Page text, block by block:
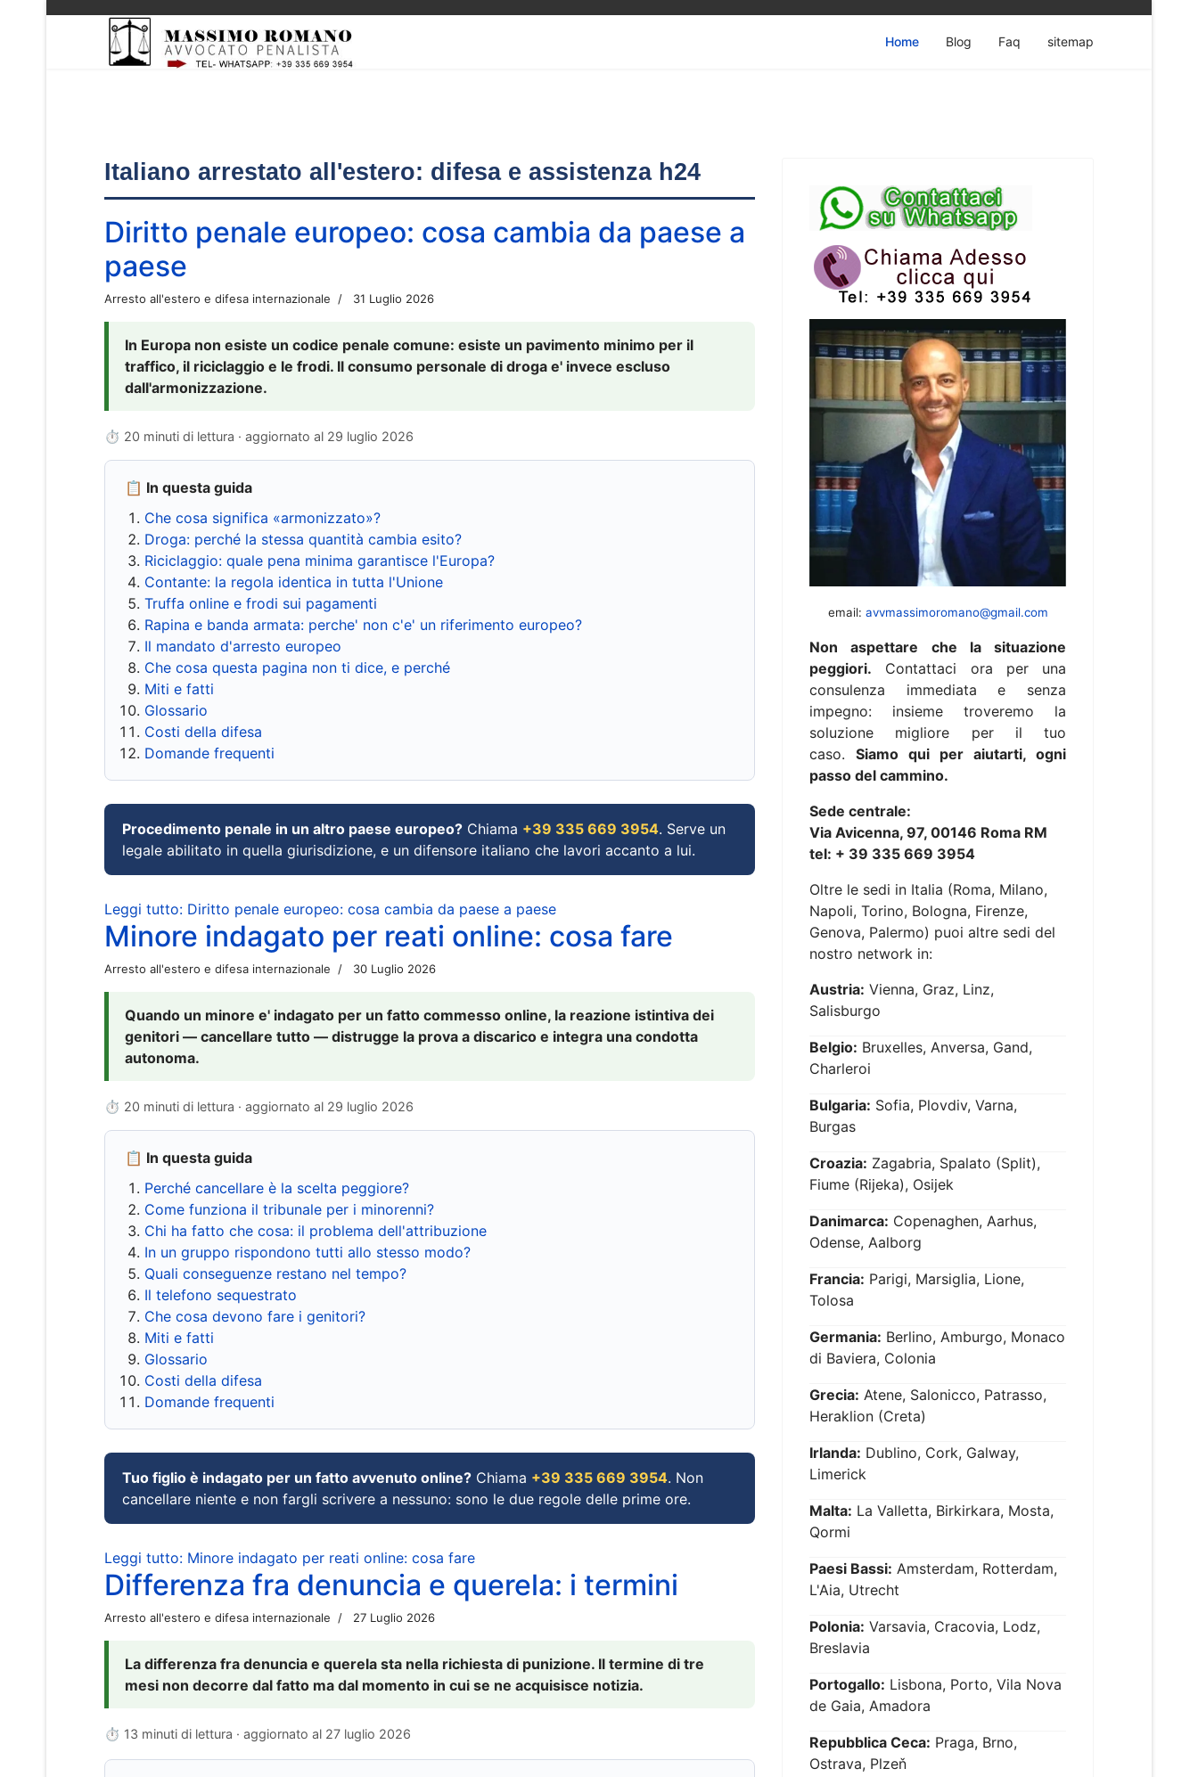
Home Blog Faq sitemap
Italiano arrestato all'estero: difesa e assistenza h24
Diritto penale europeo: cosa cambia da paese a
paese
Arresto all'estero e difesa internazionale 31 Luglio 2026
In Europa non esiste un codice penale comune: esiste un pavimento minimo per il
traffico, il riciclaggio e le frodi. Il consumo personale di droga e' invece escluso
dall'armonizzazione.
⏱ 20 minuti di lettura · aggiornato al 29 luglio 2026
📋 In questa guida
Che cosa significa «armonizzato»?
Droga: perché la stessa quantità cambia esito?
Riciclaggio: quale pena minima garantisce l'Europa?
Contante: la regola identica in tutta l'Unione
Truffa online e frodi sui pagamenti
Rapina e banda armata: perche' non c'e' un riferimento europeo?
Il mandato d'arresto europeo
Che cosa questa pagina non ti dice, e perché
Miti e fatti
Glossario
Costi della difesa
Domande frequenti
Procedimento penale in un altro paese europeo? Chiama +39 335 669 3954. Serve un
legale abilitato in quella giurisdizione, e un difensore italiano che lavori accanto a lui.
Leggi tutto: Diritto penale europeo: cosa cambia da paese a paese
Minore indagato per reati online: cosa fare
Arresto all'estero e difesa internazionale 30 Luglio 2026
Quando un minore e' indagato per un fatto commesso online, la reazione istintiva dei
genitori — cancellare tutto — distrugge la prova a discarico e integra una condotta
autonoma.
⏱ 20 minuti di lettura · aggiornato al 29 luglio 2026
📋 In questa guida
Perché cancellare è la scelta peggiore?
Come funziona il tribunale per i minorenni?
Chi ha fatto che cosa: il problema dell'attribuzione
In un gruppo rispondono tutti allo stesso modo?
Quali conseguenze restano nel tempo?
Il telefono sequestrato
Che cosa devono fare i genitori?
Miti e fatti
Glossario
Costi della difesa
Domande frequenti
Tuo figlio è indagato per un fatto avvenuto online? Chiama +39 335 669 3954. Non
cancellare niente e non fargli scrivere a nessuno: sono le due regole delle prime ore.
Leggi tutto: Minore indagato per reati online: cosa fare
Differenza fra denuncia e querela: i termini
Arresto all'estero e difesa internazionale 27 Luglio 2026
La differenza fra denuncia e querela sta nella richiesta di punizione. Il termine di tre
mesi non decorre dal fatto ma dal momento in cui se ne acquisisce notizia.
⏱ 13 minuti di lettura · aggiornato al 27 luglio 2026
email: avvmassimoromano@gmail.com
Non aspettare che la situazione
peggiori. Contattaci ora per una
consulenza immediata e senza
impegno: insieme troveremo la
soluzione migliore per il tuo
caso. Siamo qui per aiutarti, ogni
passo del cammino.
Sede centrale:
Via Avicenna, 97, 00146 Roma RM
tel: + 39 335 669 3954
Oltre le sedi in Italia (Roma, Milano,
Napoli, Torino, Bologna, Firenze,
Genova, Palermo) puoi altre sedi del
nostro network in:
Austria: Vienna, Graz, Linz,
Salisburgo
Belgio: Bruxelles, Anversa, Gand,
Charleroi
Bulgaria: Sofia, Plovdiv, Varna,
Burgas
Croazia: Zagabria, Spalato (Split),
Fiume (Rijeka), Osijek
Danimarca: Copenaghen, Aarhus,
Odense, Aalborg
Francia: Parigi, Marsiglia, Lione,
Tolosa
Germania: Berlino, Amburgo, Monaco
di Baviera, Colonia
Grecia: Atene, Salonicco, Patrasso,
Heraklion (Creta)
Irlanda: Dublino, Cork, Galway,
Limerick
Malta: La Valletta, Birkirkara, Mosta,
Qormi
Paesi Bassi: Amsterdam, Rotterdam,
L'Aia, Utrecht
Polonia: Varsavia, Cracovia, Lodz,
Breslavia
Portogallo: Lisbona, Porto, Vila Nova
de Gaia, Amadora
Repubblica Ceca: Praga, Brno,
Ostrava, Plzeň